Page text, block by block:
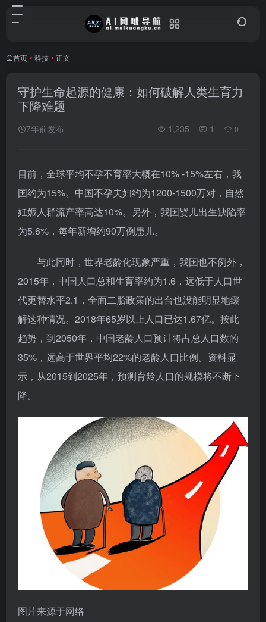
首页 • 科技 • 正文
守护生命起源的健康：如何破解人类生育力
下降难题
7年前发布 1,235 1 0
目前，全球平均不孕不育率大概在10% -15%左右，我
国约为15%。中国不孕夫妇约为1200-1500万对，自然
妊娠人群流产率高达10%。另外，我国婴儿出生缺陷率
为5.6%，每年新增约90万例患儿。
与此同时，世界老龄化现象严重，我国也不例外，
2015年，中国人口总和生育率约为1.6，远低于人口世
代更替水平2.1，全面二胎政策的出台也没能明显地缓
解这种情况。2018年65岁以上人口已达1.67亿。按此
趋势，到2050年，中国老龄人口预计将占总人口数的
35%，远高于世界平均22%的老龄人口比例。资料显
示，从2015到2025年，预测育龄人口的规模将不断下
降。
图片来源于网络